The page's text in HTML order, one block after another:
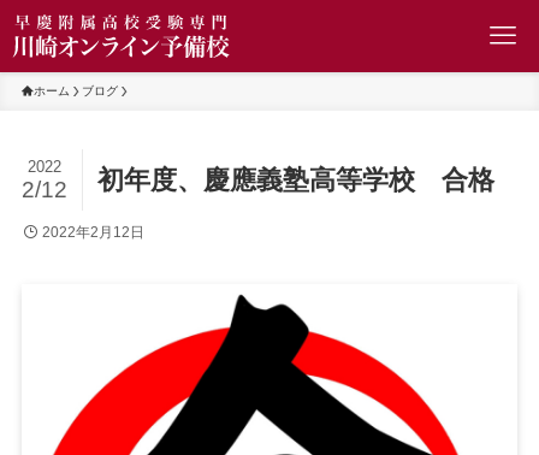
ホーム ブログ
初年度、慶應義塾高等学校 合格
2022
2/12
2022年2月12日